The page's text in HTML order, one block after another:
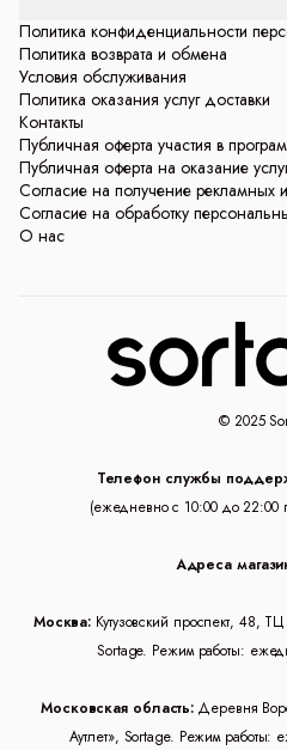
Политика конфиденциальности
Политика возврата и обмена
Условия обслуживания
Политика оказания услуг доставки
Контакты
Публичная оферта участия в
Публичная оферта на оказание
Согласие на получение рекламных
Согласие на обработку
О нас
© 2025
Телефон службы
(ежедневно с 10:00 до 22:00
Адреса
Москва: Кутузовский проспект, 48,
Sortage. Режим работы:
Московская область: Деревня
Аутлет», Sortage. Режим